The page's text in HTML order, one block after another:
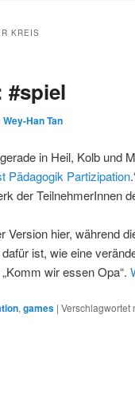
KREIS
#spiel
Wey-Han Tan
in Heil, Kolb und
Pädagogik Partizipation
der TeilnehmerInnen
Version hier, während
ist, wie eine
wir essen Opa“.
, games | Verschlagwortet